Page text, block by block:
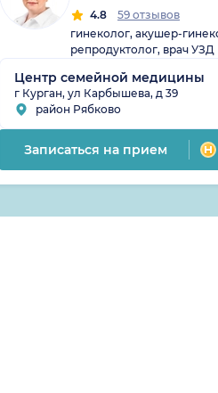
4.8
59 отзывов
гинеколог, акушер-
репродуктолог, врач УЗД
Центр семейной медицины
г Курган, ул Карбышева, д 39
район Рябково
Записаться на прием